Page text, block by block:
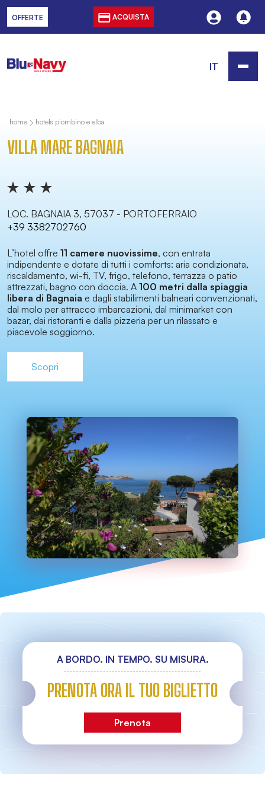
OFFERTE ACQUISTA
IT
home hotels piombino e elba
VILLA MARE BAGNAIA
LOC. BAGNAIA 3, 57037 - PORTOFERRAIO
+39 3382702760
L’hotel offre 11 camere nuovissime, con entrata
indipendente e dotate di tutti i comforts: aria condizionata,
riscaldamento, wi-fi, TV, frigo, telefono, terrazza o patio
attrezzati, bagno con doccia. A 100 metri dalla spiaggia
libera di Bagnaia e dagli stabilimenti balneari convenzionati,
dal molo per attracco imbarcazioni, dal minimarket con
bazar, dai ristoranti e dalla pizzeria per un rilassato e
piacevole soggiorno.
Scopri
A BORDO. IN TEMPO. SU MISURA.
PRENOTA ORA IL TUO BIGLIETTO
Prenota